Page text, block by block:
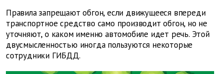
Правила запрещают обгон, если движущееся впереди
транспортное средство само производит обгон, но не
уточняют, о каком именно автомобиле идет речь. Этой
двусмысленностью иногда пользуются некоторые
сотрудники ГИБДД.